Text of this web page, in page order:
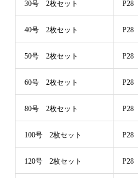
30号 2枚セット P28
40号 2枚セット P28
50号 2枚セット P28
60号 2枚セット P28
80号 2枚セット P28
100号 2枚セット P28
120号 2枚セット P28